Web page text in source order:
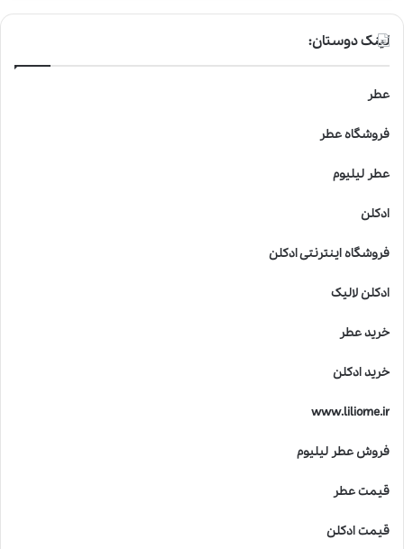
لینک دوستان:
عطر
فروشگاه عطر
عطر لیلیوم
ادکلن
فروشگاه اینترنتی ادکلن
ادکلن لالیک
خرید عطر
خرید ادکلن
www.liliome.ir
فروش عطر لیلیوم
قیمت عطر
قیمت ادکلن